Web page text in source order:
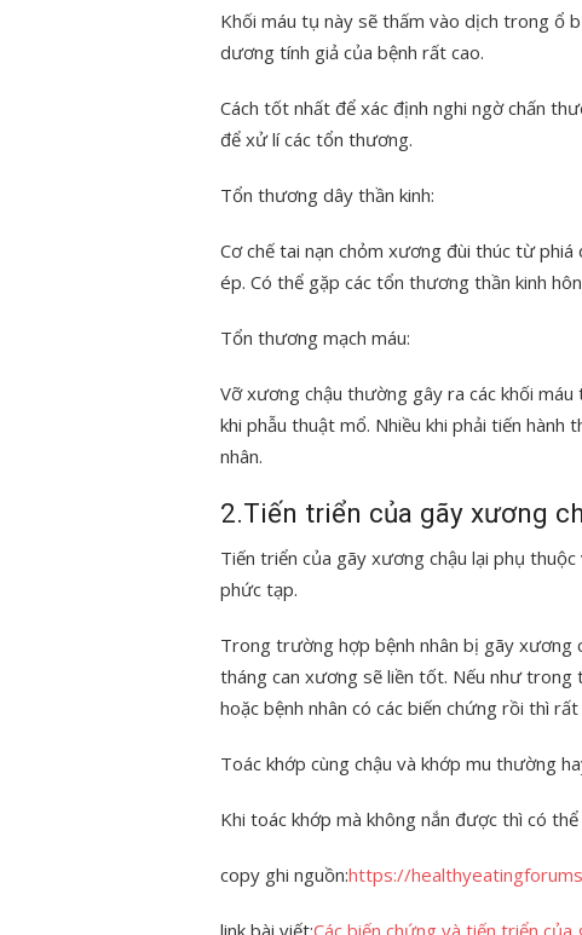
Khối máu tụ này sẽ thấm vào dịch trong ổ
dương tính giả của bệnh rất cao.
Cách tốt nhất để xác định nghi ngờ chấn
để xử lí các tổn thương.
Tổn thương dây thần kinh:
Cơ chế tai nạn chỏm xương đùi thúc từ
ép. Có thể gặp các tổn thương thần kinh
Tổn thương mạch máu:
Vỡ xương chậu thường gây ra các khối
khi phẫu thuật mổ. Nhiều khi phải tiến hành
nhân.
2.Tiến triển của gãy xương
Tiến triển của gãy xương chậu lại phụ
phức tạp.
Trong trường hợp bệnh nhân bị gãy xương
tháng can xương sẽ liền tốt. Nếu như
hoặc bệnh nhân có các biến chứng rồi thì
Toác khớp cùng chậu và khớp mu thường
Khi toác khớp mà không nắn được thì có
copy ghi nguồn:https://
link bài viết:Các biến chứng và tiến triển của